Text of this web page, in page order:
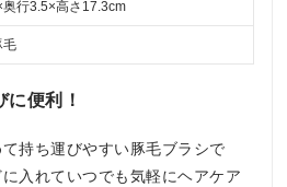
奥行3.5×高さ17.3cm
毛
に便利！
持ち運びやすい豚毛ブラシで
入れていつでも気軽にヘアケア